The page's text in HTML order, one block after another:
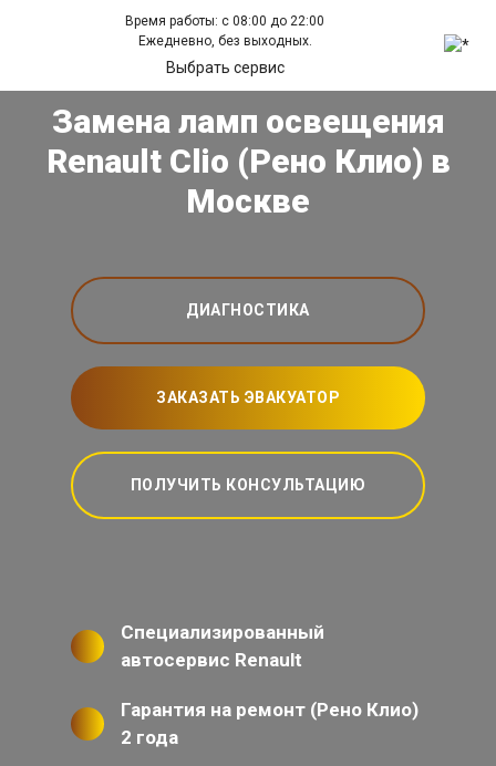
Время работы: с 08:00 до 22:00
Ежедневно, без выходных.
Выбрать сервис
Замена ламп освещения
Renault Clio (Рено Клио) в
Москве
ДИАГНОСТИКА
ЗАКАЗАТЬ ЭВАКУАТОР
ПОЛУЧИТЬ КОНСУЛЬТАЦИЮ
Специализированный
автосервис Renault
Гарантия на ремонт (Рено Клио)
2 года